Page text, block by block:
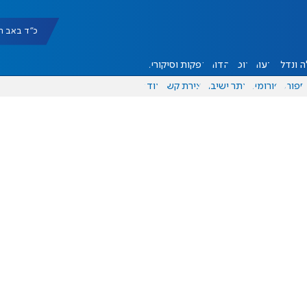
כ"ד באב תשפ"ו
ונדל"ן דעות אוכל יהדות הפקות וסיקורים
ספורט פורומים אתר ישיבה יצירת קשר עוד